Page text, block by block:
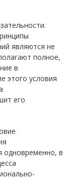
являются не
полное,
в
этого условия
его
одновременно, в